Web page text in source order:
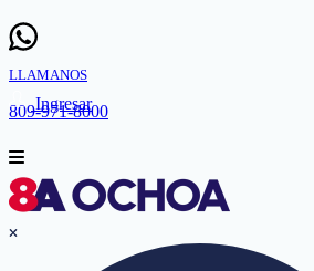
LLAMANOS
809-971-8000
Ingresar